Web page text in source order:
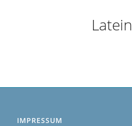
Latein
IMPRESSUM